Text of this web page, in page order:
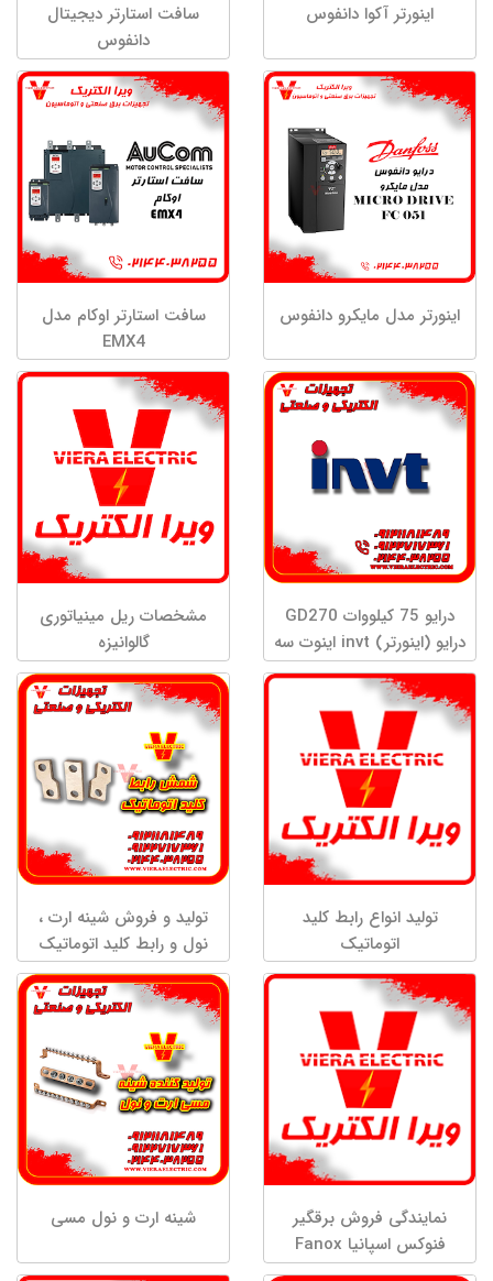
اینورتر آکوا دانفوس
سافت استارتر دیجیتال
دانفوس
اینورتر مدل مایکرو دانفوس
سافت استارتر اوکام مدل
EMX4
درایو 75 کیلووات GD270
درایو (اینورتر) invt اینوت سه
فاز توان 75 کیلووات
تخصصی پمپ و فن
مشخصات ریل مینیاتوری
گالوانیزه
تولید انواع رابط کلید
اتوماتیک
تولید و فروش شینه ارت ،
نول و رابط کلید اتوماتیک
نمایندگی فروش برقگیر
فنوکس اسپانیا Fanox
شینه ارت و نول مسی